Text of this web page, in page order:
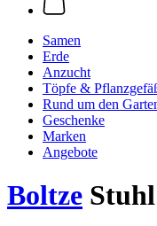
Samen
Erde
Anzucht
Töpfe &
Rund um den
Geschenke
Marken
Angebote
Boltze